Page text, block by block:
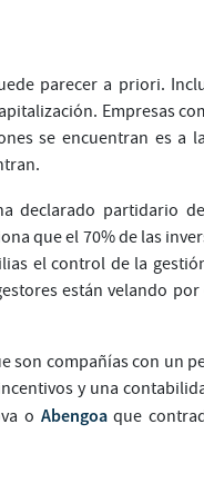
parecer a priori.
Empresas
se encuentran es a
declarado partidario
que el 70% de las
el control de la
están velando
son compañías con un
y una
o Abengoaque